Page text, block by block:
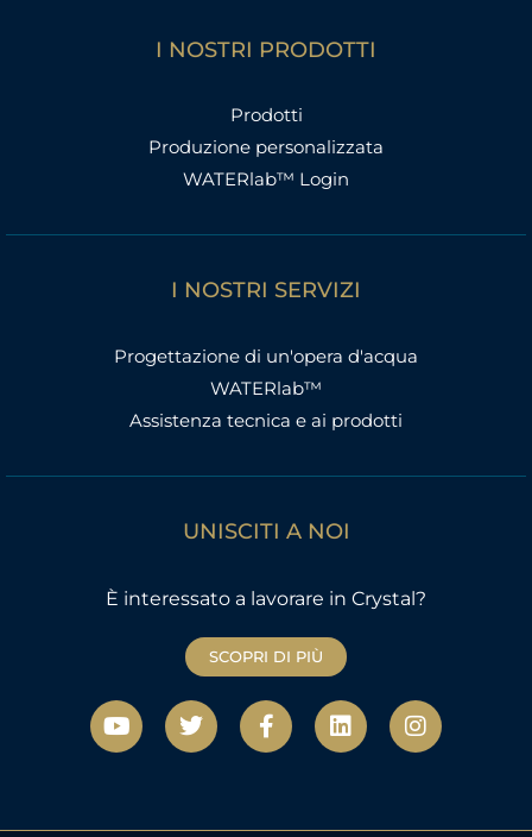
I NOSTRI PRODOTTI
Prodotti
Produzione personalizzata
WATERlab™ Login
I NOSTRI SERVIZI
Progettazione di un'opera d'acqua
WATERlab™
Assistenza tecnica e ai prodotti
UNISCITI A NOI
È interessato a lavorare in Crystal?
SCOPRI DI PIÙ
Y
o
u
b
T
w
i
e
F
a
c
o
L
i
n
d
I
n
s
g